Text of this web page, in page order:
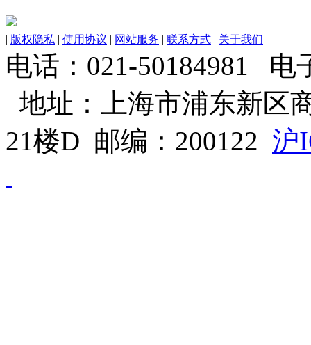
| 版权隐私 | 使用协议 | 网站服务 | 联系方式 | 关于我们
电话：021-50184981 电
地址：上海市浦东新区
21楼D 邮编：200122 沪